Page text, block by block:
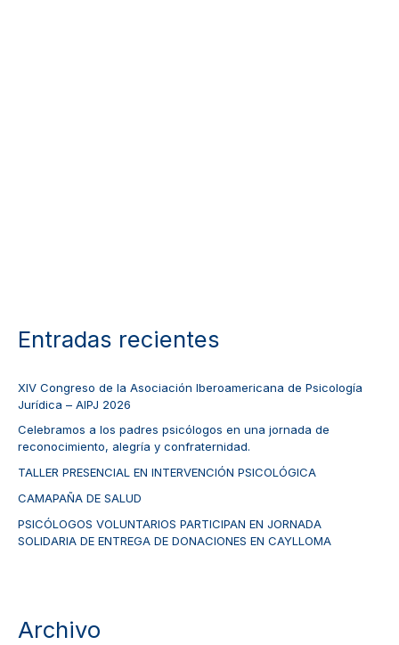
Entradas recientes
XIV Congreso de la Asociación Iberoamericana de Psicología
Jurídica – AIPJ 2026
Celebramos a los padres psicólogos en una jornada de
reconocimiento, alegría y confraternidad.
TALLER PRESENCIAL EN INTERVENCIÓN PSICOLÓGICA
CAMAPAÑA DE SALUD
PSICÓLOGOS VOLUNTARIOS PARTICIPAN EN JORNADA
SOLIDARIA DE ENTREGA DE DONACIONES EN CAYLLOMA
Archivo